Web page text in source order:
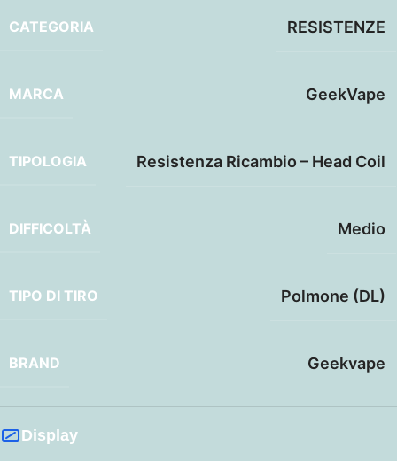
CATEGORIA RESISTENZE
MARCA GeekVape
TIPOLOGIA Resistenza Ricambio – Head Coil
DIFFICOLTÀ Medio
TIPO DI TIRO Polmone (DL)
BRAND Geekvape
Display